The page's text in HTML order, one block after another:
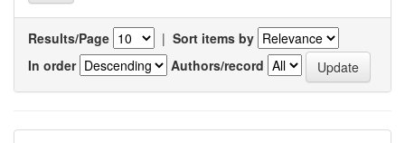
Results/Page | Sort items by
In order
Authors/record